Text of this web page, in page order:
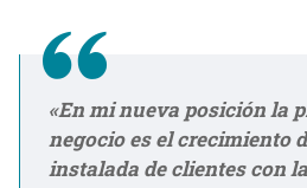
«En mi nueva posición la
negocio es el crecimiento
instalada de clientes con